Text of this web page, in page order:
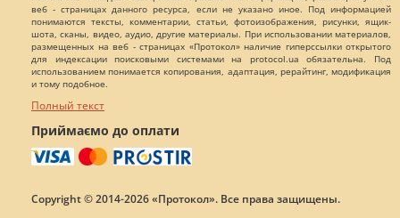
веб - страницах данного ресурса, если не указано иное. Под информацией
понимаются тексты, комментарии, статьи, фотоизображения, рисунки, ящик-
шота, сканы, видео, аудио, другие материалы. При использовании материалов,
размещенных на веб - страницах «Протокол» наличие гиперссылки открытого
для индексации поисковыми системами на protocol.ua обязательна. Под
использованием понимается копирования, адаптация, рерайтинг, модификация
и тому подобное.
Полный текст
Приймаємо до оплати
Copyright © 2014-2026 «Протокол». Все права защищены.